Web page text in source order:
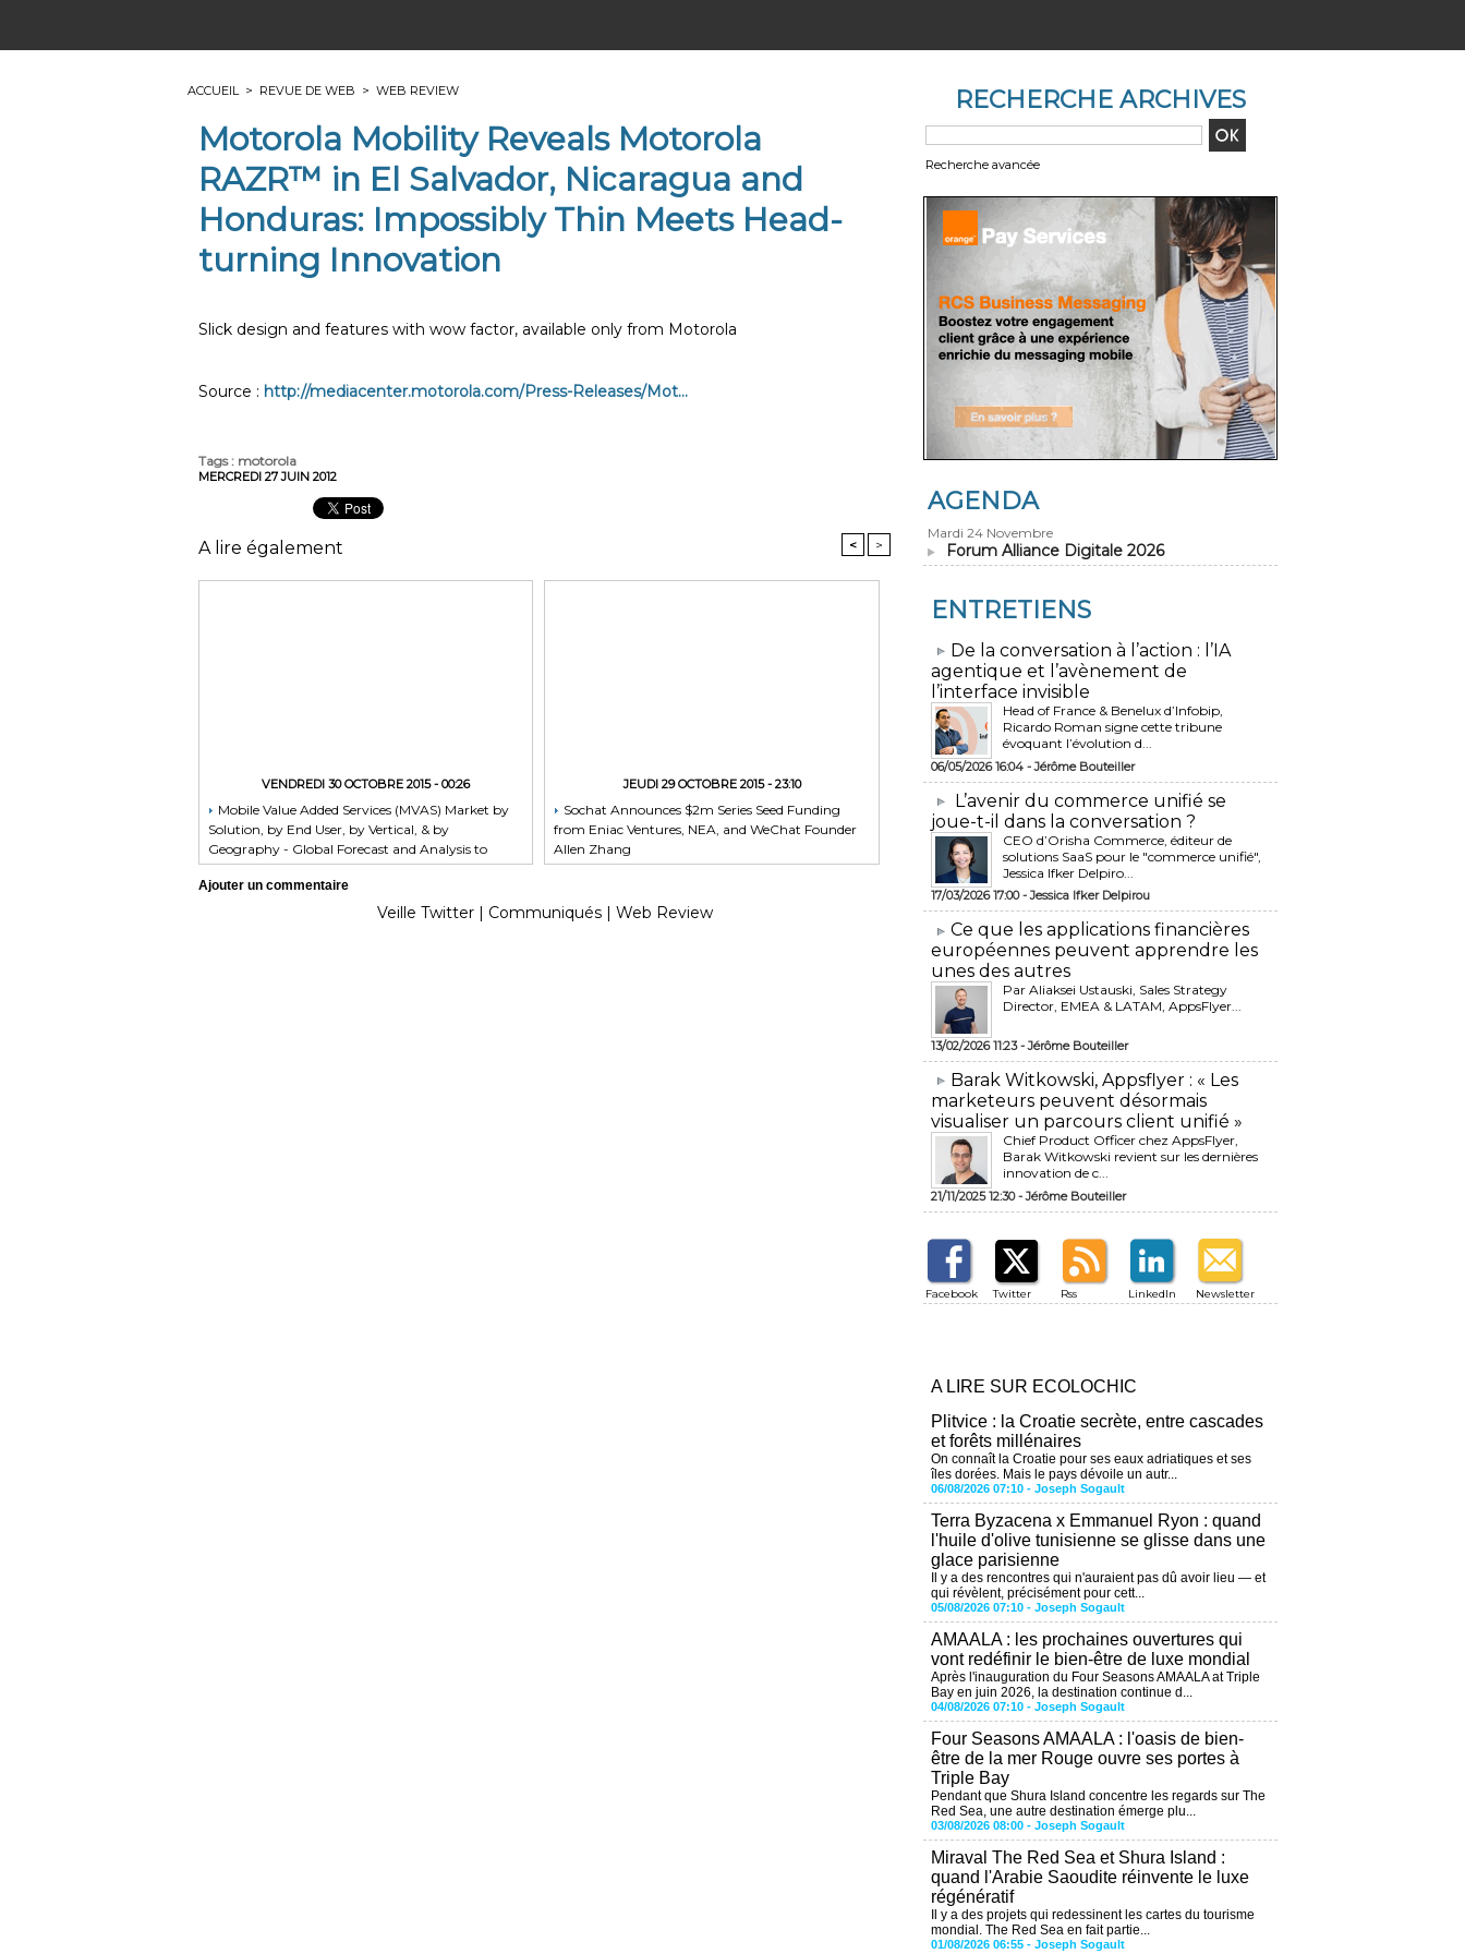
ACCUEIL > REVUE DE WEB > WEB REVIEW
Motorola Mobility Reveals Motorola
RAZR™ in El Salvador, Nicaragua and
Honduras: Impossibly Thin Meets Head-
turning Innovation
Slick design and features with wow factor, available only from Motorola
Source : http://mediacenter.motorola.com/Press-Releases/Mot...
Tags: motorola
MERCREDI 27 JUIN 2012
A lire également < >
VENDREDI 30 OCTOBRE 2015 - 00:26
Mobile Value Added Services (MVAS) Market by
Solution, by End User, by Vertical, & by
Geography - Global Forecast and Analysis to
2020 - Reportlinker Review
JEUDI 29 OCTOBRE 2015 - 23:10
Sochat Announces $2m Series Seed Funding
from Eniac Ventures, NEA, and WeChat Founder
Allen Zhang
Ajouter un commentaire
Veille Twitter | Communiqués | Web Review
RECHERCHE ARCHIVES
Recherche avancée
AGENDA
Mardi 24 Novembre
Forum Alliance Digitale 2026
ENTRETIENS
​De la conversation à l’action : l’IA
agentique et l’avènement de
l’interface invisible
Head of France & Benelux d’Infobip,
Ricardo Roman signe cette tribune
évoquant l’évolution d...
06/05/2026 16:04 -Jérôme Bouteiller
L’avenir du commerce unifié se
joue-t-il dans la conversation ?
CEO d’Orisha Commerce, éditeur de
solutions SaaS pour le "commerce unifié",
Jessica Ifker Delpiro...
17/03/2026 17:00 -Jessica Ifker Delpirou
​Ce que les applications financières
européennes peuvent apprendre les
unes des autres
Par Aliaksei Ustauski, Sales Strategy
Director, EMEA & LATAM, AppsFlyer...
13/02/2026 11:23 -Jérôme Bouteiller
​Barak Witkowski, Appsflyer : « Les
marketeurs peuvent désormais
visualiser un parcours client unifié »
Chief Product Officer chez AppsFlyer, ​
Barak Witkowski revient sur les dernières
innovation de c...
21/11/2025 12:30 -Jérôme Bouteiller
Facebook Twitter Rss LinkedIn Newsletter
A LIRE SUR ECOLOCHIC
Plitvice : la Croatie secrète, entre cascades
et forêts millénaires
On connaît la Croatie pour ses eaux adriatiques et ses
îles dorées. Mais le pays dévoile un autr...
06/08/2026 07:10 - Joseph Sogault
Terra Byzacena x Emmanuel Ryon : quand
l'huile d'olive tunisienne se glisse dans une
glace parisienne
Il y a des rencontres qui n'auraient pas dû avoir lieu — et
qui révèlent, précisément pour cett...
05/08/2026 07:10 - Joseph Sogault
AMAALA : les prochaines ouvertures qui
vont redéfinir le bien-être de luxe mondial
Après l'inauguration du Four Seasons AMAALA at Triple
Bay en juin 2026, la destination continue d...
04/08/2026 07:10 - Joseph Sogault
Four Seasons AMAALA : l'oasis de bien-
être de la mer Rouge ouvre ses portes à
Triple Bay
Pendant que Shura Island concentre les regards sur The
Red Sea, une autre destination émerge plu...
03/08/2026 08:00 - Joseph Sogault
Miraval The Red Sea et Shura Island :
quand l'Arabie Saoudite réinvente le luxe
régénératif
Il y a des projets qui redessinent les cartes du tourisme
mondial. The Red Sea en fait partie...
01/08/2026 06:55 - Joseph Sogault